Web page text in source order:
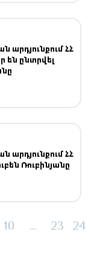
արդյունքում ՀՀ
են ընտրվել
արդյունքում ՀՀ
Ռուբինյանը
10 ... 23 24